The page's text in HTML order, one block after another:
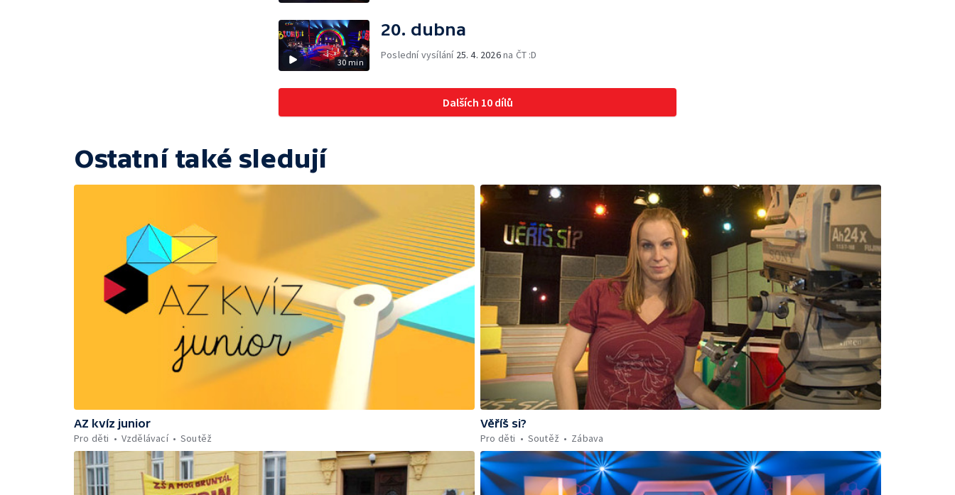
30 min
20. dubna
Poslední vysílání 25. 4. 2026na ČT :D
Dalších 10 dílů
Ostatní také sledují
AZ kvíz junior
Pro děti
Vzdělávací Soutěž
Věříš si?
Pro děti
Soutěž Zábava